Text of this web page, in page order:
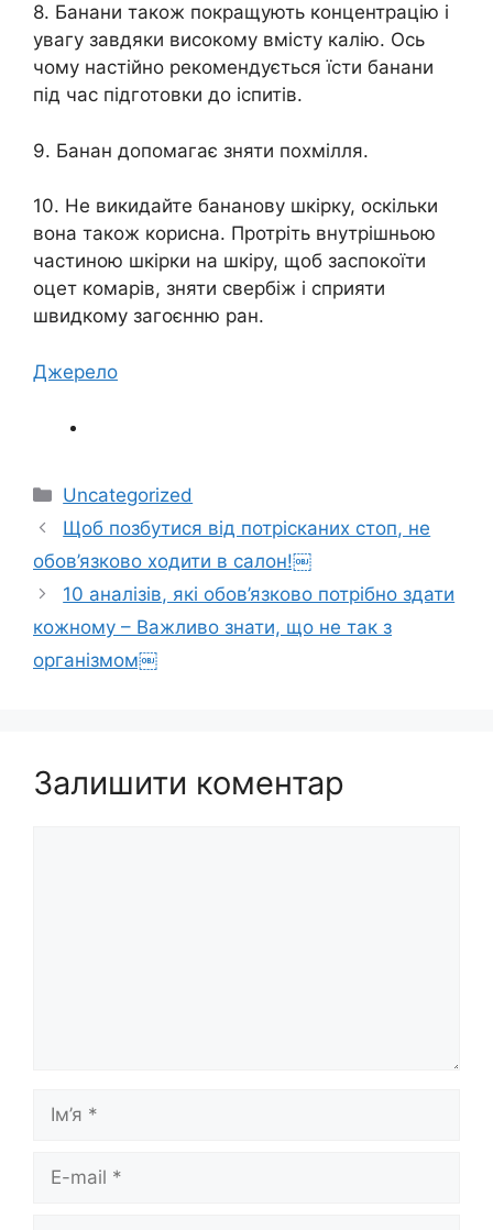
8. Банани також покращують концентрацію і
увагу завдяки високому вмісту калію. Ось
чому настійно рекомендується їсти банани
під час підготовки до іспитів.
9. Банан допомагає зняти похмілля.
10. Не викидайте бананову шкірку, оскільки
вона також корисна. Протріть внутрішньою
частиною шкірки на шкіру, щоб заспокоїти
оцет комарів, зняти свербіж і сприяти
швидкому загоєнню ран.
Джерело
Категорії
Uncategorized
Щоб позбутися від потрісканих стоп, не
обов’язково ходити в салон!￼
10 аналізів, які обов’язково потрібно здати
кожному – Важливо знати, що не так з
організмом￼
Залишити коментар
Ім’я